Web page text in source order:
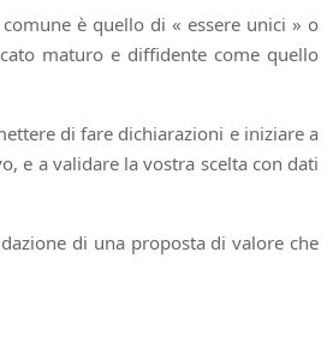
è quello di « essere unici » o
maturo e diffidente come quello
di fare dichiarazioni e iniziare a
e a validare la vostra scelta con dati
di una proposta di valore che